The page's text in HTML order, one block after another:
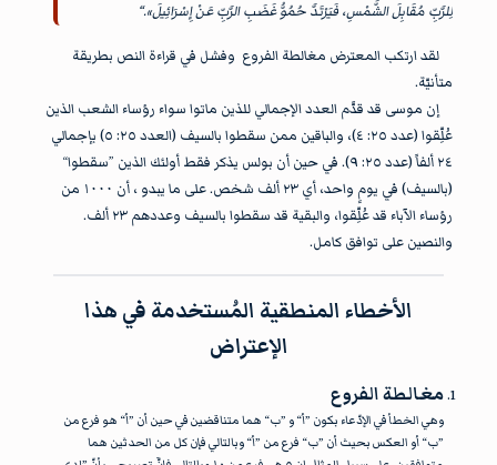
لِلرَّبِّ مُقَابِلَ الشَّمْسِ، فَيَرْتَدَّ حُمُوُّ غَضَبِ الرَّبِّ عَنْ إِسْرَائِيلَ».“
لقد ارتكب المعترض مغالطة الفروع وفشل في قراءة النص بطريقة
متأنيّة.
إن موسى قد قدَّم العدد الإجمالي للذين ماتوا سواء رؤساء الشعب الذين
عُلِّقوا (عدد ٢٥: ٤)، والباقين ممن سقطوا بالسيف (العدد ٢٥: ٥) بإجمالي
٢٤ ألفاً (عدد ٢٥: ٩). في حين أن بولس يذكر فقط أولئك الذين ”سقطوا“
(بالسيف) في يومٍ واحد، أي ٢٣ ألف شخص. على ما يبدو ، أن ١٠٠٠ من
رؤساء الآباء قد عُلِّقوا، والبقية قد سقطوا بالسيف وعددهم ٢٣ ألف.
والنصين على توافق كامل.
الأخطاء المنطقية المُستخدمة في هذا
الإعتراض
مغالطة الفروع
وهي الخطأ في الإدّعاء بكون ”أ“ و ”ب“ هما متناقضين في حين أن ”أ“ هو فرع من
”ب“ أو العكس بحيث أن ”ب“ فرع من ”أ“ وبالتالي فإن كل من الحدثين هما